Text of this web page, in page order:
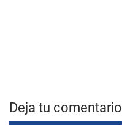
Deja tu comentario